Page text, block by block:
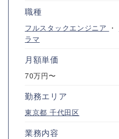
職種
フルスタックエンジニア ・
ラマ
月額単価
70万円〜
勤務エリア
東京都 千代田区
業務内容